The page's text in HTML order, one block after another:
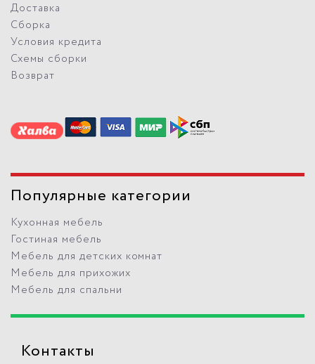
Доставка
Сборка
Условия кредита
Схемы сборки
Возврат
Популярные категории
Кухонная мебель
Гостиная мебель
Мебель для детских комнат
Мебель для прихожих
Мебель для спальни
Контакты